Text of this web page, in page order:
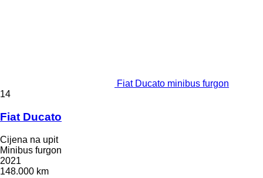
Fiat Ducato minibus furgon
14
Fiat Ducato
Cijena na upit
Minibus furgon
2021
148.000 km